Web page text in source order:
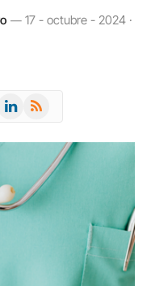
17 - octubre - 2024 ·
LinkedIn
RSS